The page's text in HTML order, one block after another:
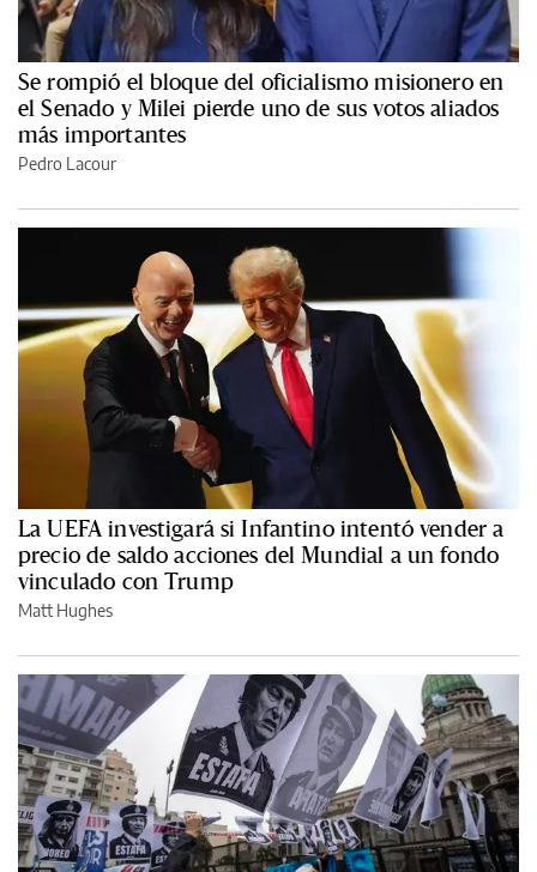
Se rompió el bloque del oficialismo misionero en
el Senado y Milei pierde uno de sus votos aliados
más importantes
Pedro Lacour
La UEFA investigará si Infantino intentó vender a
precio de saldo acciones del Mundial a un fondo
vinculado con Trump
Matt Hughes